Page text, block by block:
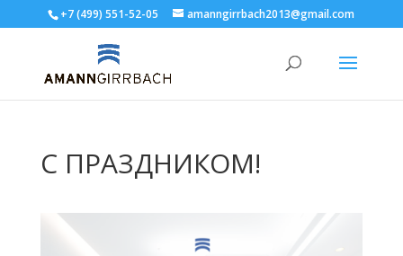
+7 (499) 551-52-05 amanngirrbach2013@gmail.com
С ПРАЗДНИКОМ!